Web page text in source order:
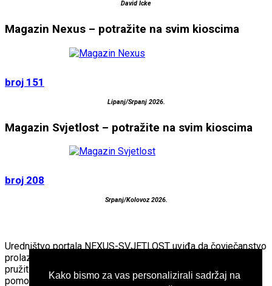
Kako bismo za vas personalizirali sadržaj na
David Icke
Magazin Nexus – potražite na svim kioscima
broj 151
Lipanj/Srpanj 2026.
Magazin Svjetlost – potražite na svim kioscima
broj 208
Srpanj/Kolovoz 2026.
Uredništvo portala NEXUS-SVJETLOST uviđa da čovječanstvo
prolazi kroz veliku preobrazbu. Imajući to na umu, nastojimo
pružiti “teško dostupne“ informacije kako bi time ljudima
pomogli da lakše podnesu ove promjene. Portal NEXUS-